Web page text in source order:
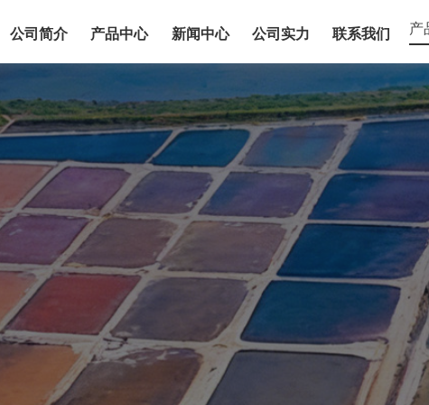
公司简介 产品中心 新闻中心 公司实力 联系我们